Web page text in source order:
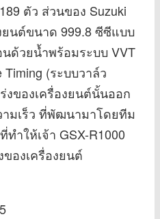
ตัว ส่วนของ Suzuki
ยนต์ขนาด 999.8 ซีซีแบบ
ด้วยน้ำพร้อมระบบ VVT
Timing (ระบบวาล์ว
งของเครื่องยนต์นั้นออก
มเร็ว ที่พัฒนามาโดยทีม
ำให้เจ้า GSX-R1000
องเครื่องยนต์